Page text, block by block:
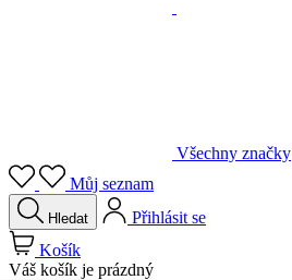
Všechny značky
Můj seznam
Hledat
Přihlásit se
Košík
Váš košík je prázdný